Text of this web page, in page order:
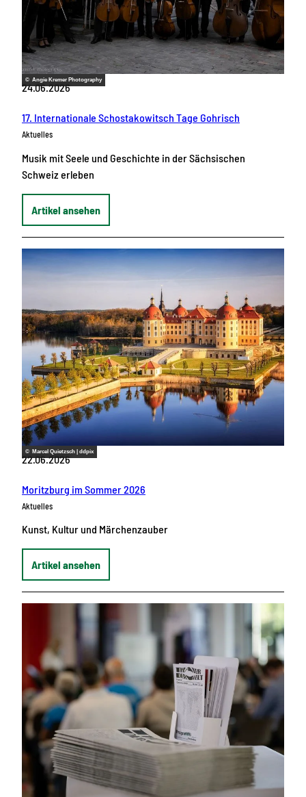
© Angie Kremer Photography
24.06.2026
17. Internationale Schostakowitsch Tage Gohrisch
Aktuelles
Musik mit Seele und Geschichte in der Sächsischen
Schweiz erleben
Artikel ansehen
© Marcel Quietzsch | ddpix
22.06.2026
Moritzburg im Sommer 2026
Aktuelles
Kunst, Kultur und Märchenzauber
Artikel ansehen